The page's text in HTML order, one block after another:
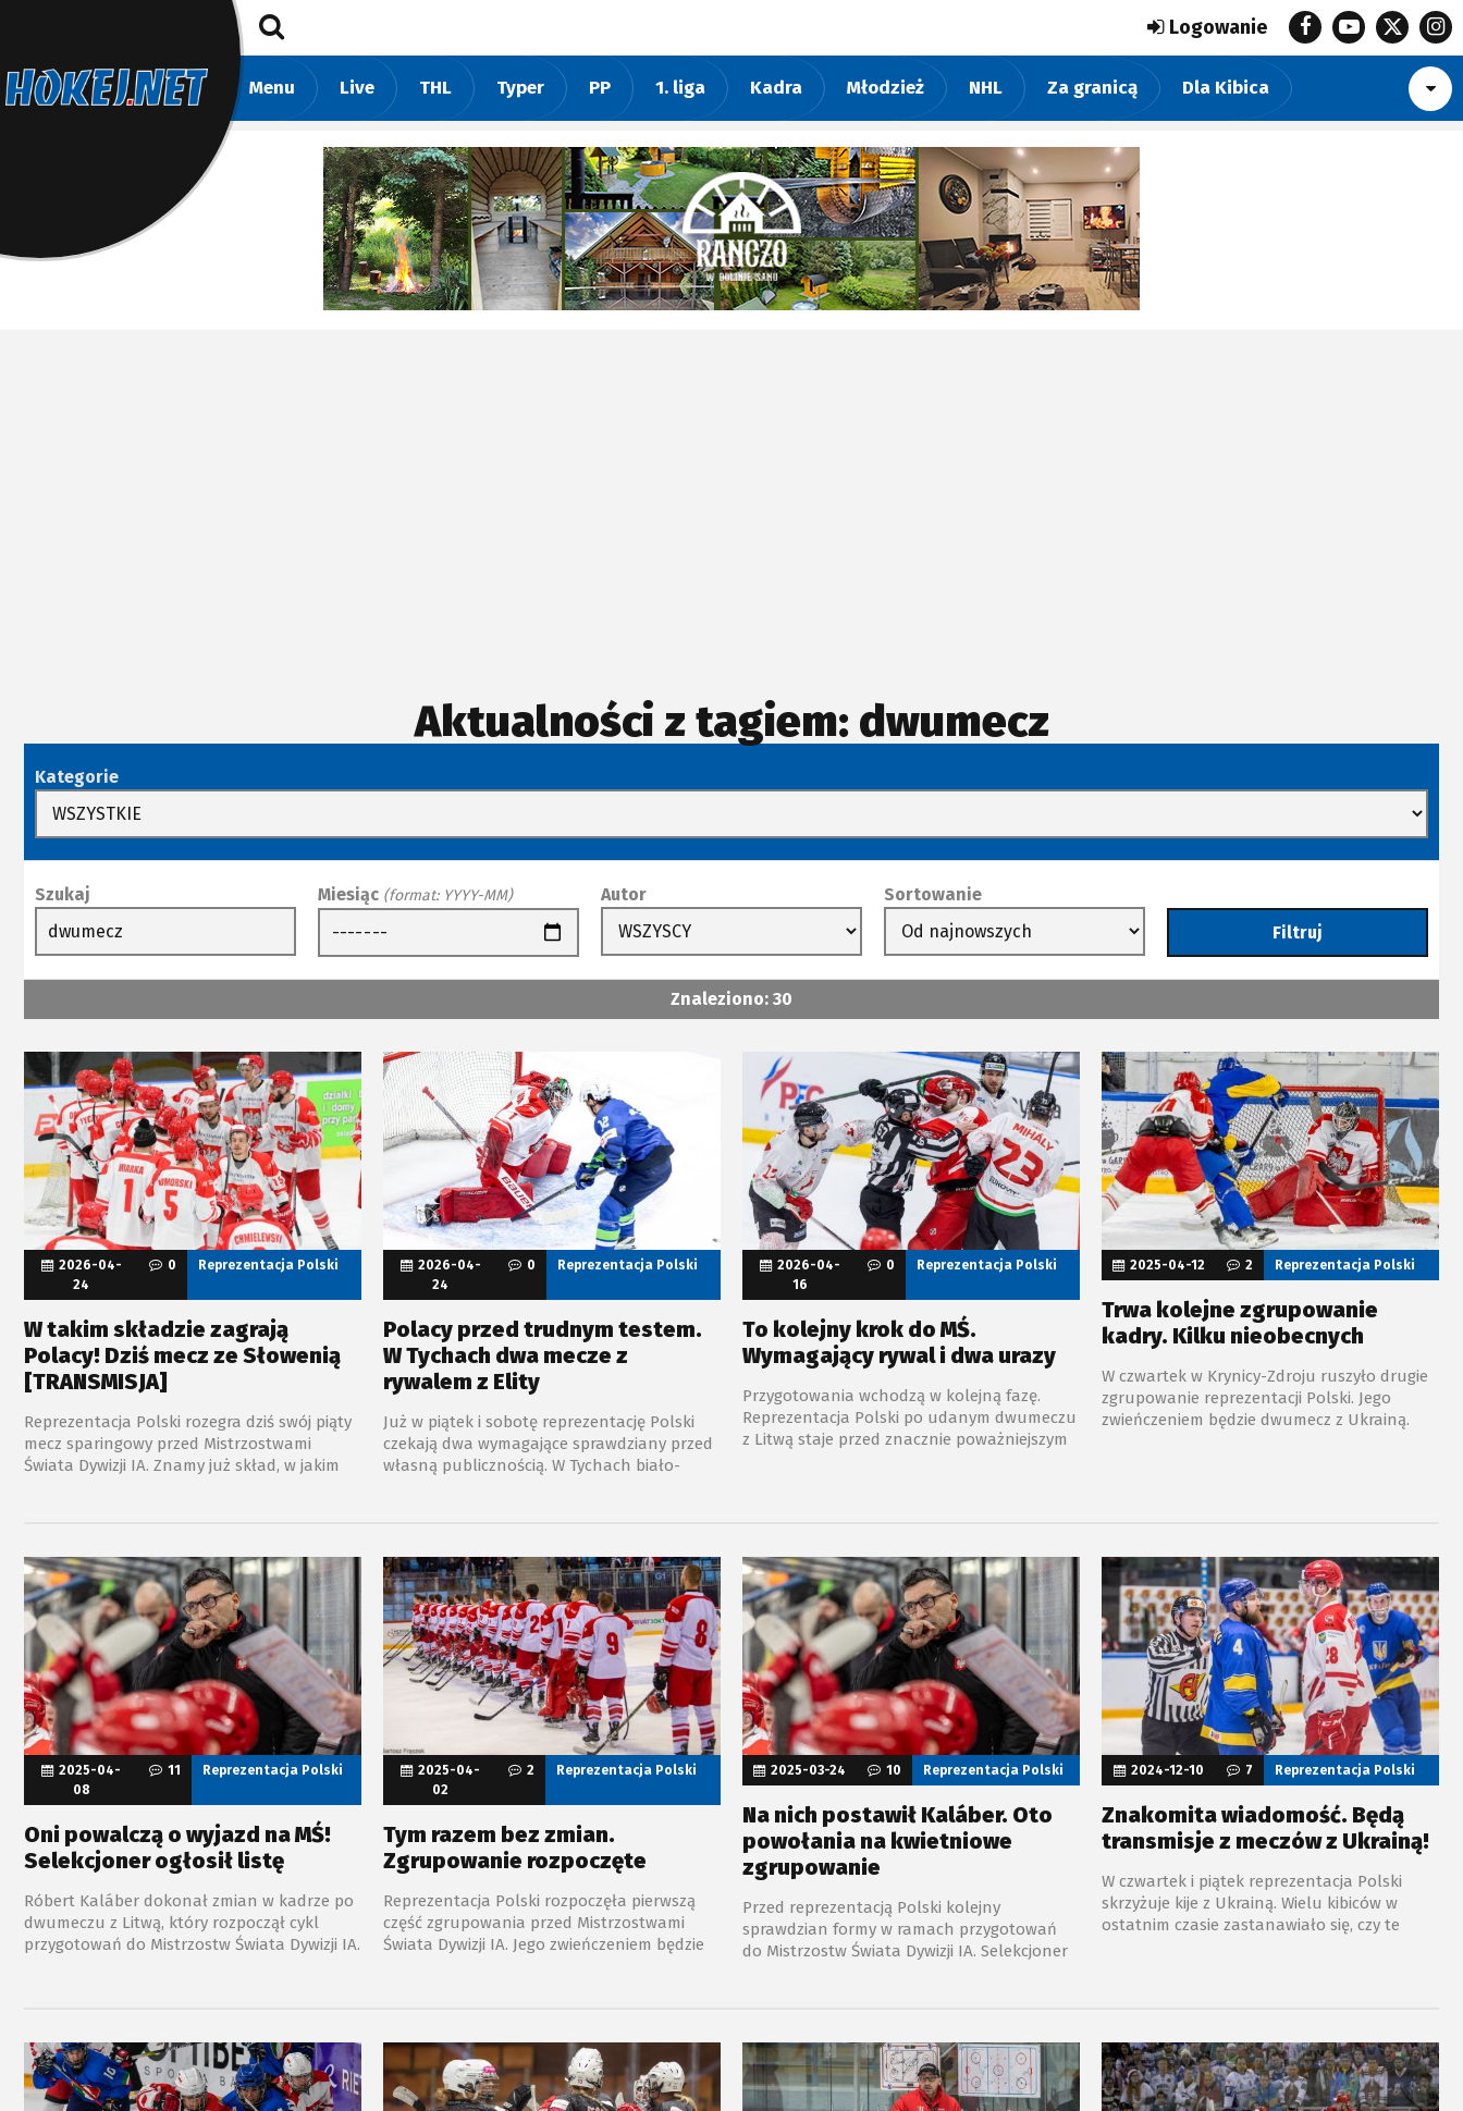
Menu Live THL Typer PP 1. liga Kadra Młodzież NHL Za granicą Dla Kibica
Logowanie
Aktualności z tagiem: dwumecz
Kategorie
Szukaj Miesiąc (format: YYYY-MM) Autor
Sortowanie
Filtruj
Znaleziono: 30
W takim składzie zagrają
Polacy! Dziś mecz ze Słowenią
[TRANSMISJA]
Reprezentacja Polski rozegra dziś swój piąty
mecz sparingowy przed Mistrzostwami
Świata Dywizji IA. Znamy już skład, w jakim
2026-04-
24
0 Reprezentacja Polski
Polacy przed trudnym testem.
W Tychach dwa mecze z
rywalem z Elity
Już w piątek i sobotę reprezentację Polski
czekają dwa wymagające sprawdziany przed
własną publicznością. W Tychach biało-
etap przygotowań, ale i starcie z rywalem z
hokejowej Elity, który regularnie stawia
Polakom trudne warunki.
2026-04-
24
0 Reprezentacja Polski
To kolejny krok do MŚ.
Wymagający rywal i dwa urazy
Przygotowania wchodzą w kolejną fazę.
Reprezentacja Polski po udanym dwumeczu
z Litwą staje przed znacznie poważniejszym
2026-04-
16
0 Reprezentacja Polski
Trwa kolejne zgrupowanie
kadry. Kilku nieobecnych
W czwartek w Krynicy-Zdroju ruszyło drugie
zgrupowanie reprezentacji Polski. Jego
zwieńczeniem będzie dwumecz z Ukrainą.
2025-04-12 2 Reprezentacja Polski
Oni powalczą o wyjazd na MŚ!
Selekcjoner ogłosił listę
Róbert Kaláber dokonał zmian w kadrze po
dwumeczu z Litwą, który rozpoczął cykl
przygotowań do Mistrzostw Świata Dywizji IA.
2025-04-
08
11 Reprezentacja Polski
Tym razem bez zmian.
Zgrupowanie rozpoczęte
Reprezentacja Polski rozpoczęła pierwszą
część zgrupowania przed Mistrzostwami
Świata Dywizji IA. Jego zwieńczeniem będzie
2025-04-
02
2 Reprezentacja Polski
Na nich postawił Kaláber. Oto
powołania na kwietniowe
zgrupowanie
Przed reprezentacją Polski kolejny
sprawdzian formy w ramach przygotowań
do Mistrzostw Świata Dywizji IA. Selekcjoner
2025-03-24 10 Reprezentacja Polski
Znakomita wiadomość. Będą
transmisje z meczów z Ukrainą!
W czwartek i piątek reprezentacja Polski
skrzyżuje kije z Ukrainą. Wielu kibiców w
ostatnim czasie zastanawiało się, czy te
2024-12-10 7 Reprezentacja Polski